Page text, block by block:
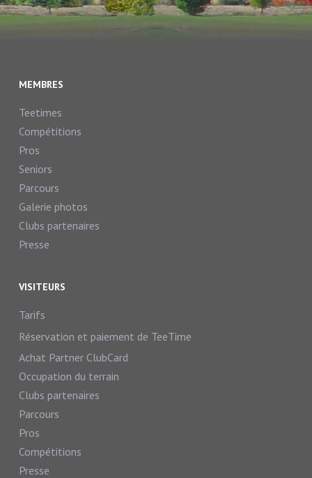
MEMBRES
Teetimes
Compétitions
Pros
Seniors
Parcours
Galerie photos
Clubs partenaires
Presse
VISITEURS
Tarifs
Réservation et paiement de TeeTime
Achat Partner ClubCard
Occupation du terrain
Clubs partenaires
Parcours
Pros
Compétitions
Presse